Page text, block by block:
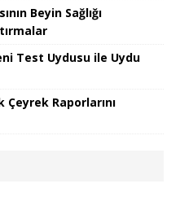
Beyin Sağlığı
Test Uydusu ile Uydu
Raporlarını